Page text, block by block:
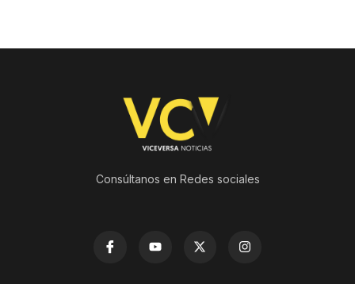
Consúltanos en Redes sociales